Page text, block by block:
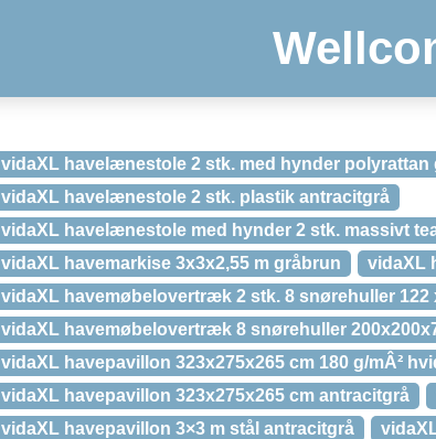
vidaXL havelænestole 2 stk. med hynder polyrattan
vidaXL havelænestole 2 stk. plastik antracitgrå
vidaXL havelænestole med hynder 2 stk. massivt
vidaXL havemarkise 3x3x2,55 m gråbrun
vidaXL
vidaXL havemøbelovertræk 2 stk. 8 snørehuller 122
vidaXL havemøbelovertræk 8 snørehuller
vidaXL havepavillon 323x275x265 cm 180 g/mÂ²
vidaXL havepavillon 323x275x265 cm antracitgrå
vidaXL havepavillon 3×3 m stål antracitgrå